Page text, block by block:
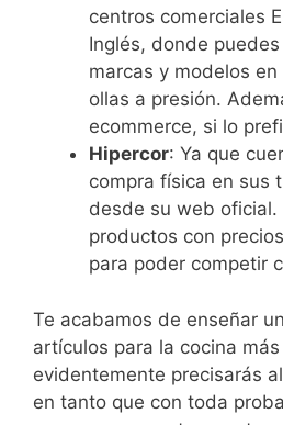
centros comerciales
Inglés, donde
marcas y modelos
ollas a presión.
ecommerce, si lo
Hipercor: Ya que
compra física en sus
desde su web oficial.
productos con
para poder competir
Te acabamos de enseñar
artículos para la cocina
evidentemente precisarás
en tanto que con toda